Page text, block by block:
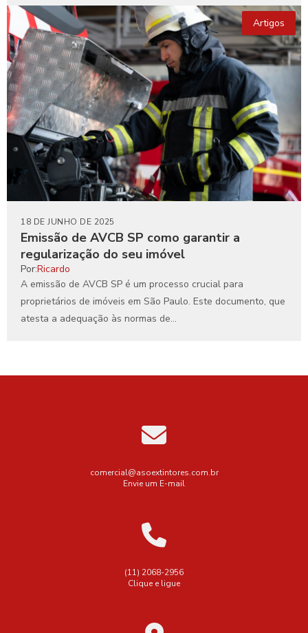
Artigos
Emissão de AVCB SP como garantir a
regularização do seu imóvel
18 DE JUNHO DE 2025
Por:Ricardo
A emissão de AVCB SP é um processo crucial para
proprietários de imóveis em São Paulo. Este documento, que
atesta a adequação às normas de...
comercial@asoextintores.com.br
Envie um E-mail
(11) 2068-2956
Clique e ligue